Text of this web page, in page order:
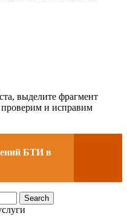
выделите фрагмент
и исправим
БТИ в
Search